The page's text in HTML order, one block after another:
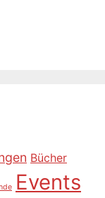
Bücher
Events